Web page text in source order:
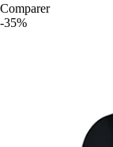
Comparer
-35%